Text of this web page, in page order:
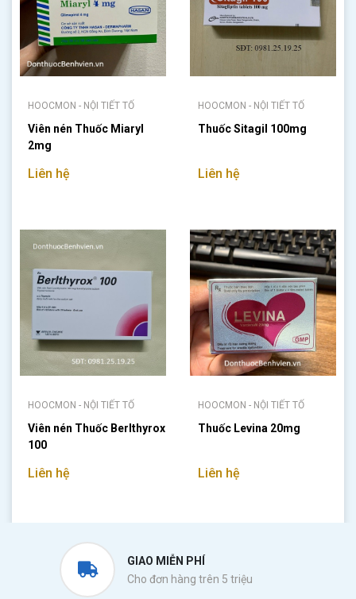
HOOCMON - NỘI TIẾT TỐ
Viên nén Thuốc Miaryl
2mg
Liên hệ
HOOCMON - NỘI TIẾT TỐ
Thuốc Sitagil 100mg
Liên hệ
HOOCMON - NỘI TIẾT TỐ
Viên nén Thuốc Berlthyrox
100
Liên hệ
HOOCMON - NỘI TIẾT TỐ
Thuốc Levina 20mg
Liên hệ
GIAO MIỄN PHÍ
Cho đơn hàng trên 5 triệu